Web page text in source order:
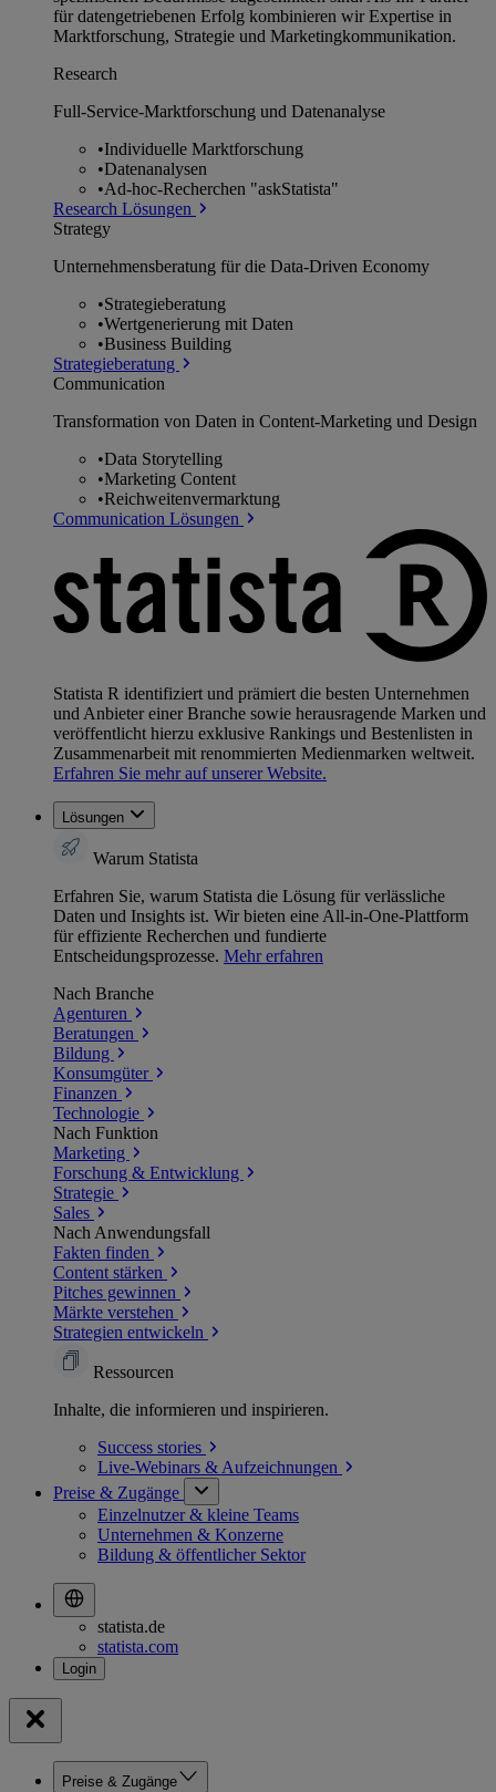
für datengetriebenen Erfolg kombinieren wir Expertise in
Marktforschung, Strategie und Marketingkommunikation.
Research
Full-Service-Marktforschung und Datenanalyse
•Individuelle Marktforschung
•Datenanalysen
•Ad-hoc-Recherchen "askStatista"
Research Lösungen
Strategy
Unternehmens­beratung für die Data-Driven Economy
•Strategieberatung
•Wertgenerierung mit Daten
•Business Building
Strategieberatung
Communication
Transformation von Daten in Content-Marketing und Design
•Data Storytelling
•Marketing Content
•Reichweitenvermarktung
Communication Lösungen
Statista R identifiziert und prämiert die besten Unternehmen
und Anbieter einer Branche sowie herausragende Marken und
veröffentlicht hierzu exklusive Rankings und Bestenlisten in
Zusammenarbeit mit renommierten Medienmarken weltweit.
Erfahren Sie mehr auf unserer Website.
Lösungen
Warum Statista
Erfahren Sie, warum Statista die Lösung für verlässliche
Daten und Insights ist. Wir bieten eine All-in-One-Plattform
für effiziente Recherchen und fundierte
Entscheidungsprozesse. Mehr erfahren
Nach Branche
Agenturen
Beratungen
Bildung
Konsumgüter
Finanzen
Technologie
Nach Funktion
Marketing
Forschung & Entwicklung
Strategie
Sales
Nach Anwendungsfall
Fakten finden
Content stärken
Pitches gewinnen
Märkte verstehen
Strategien entwickeln
Ressourcen
Inhalte, die informieren und inspirieren.
Success stories
Live-Webinars & Aufzeichnungen
Preise & Zugänge
Einzelnutzer & kleine Teams
Unternehmen & Konzerne
Bildung & öffentlicher Sektor
statista.de
statista.com
Preise & Zugänge